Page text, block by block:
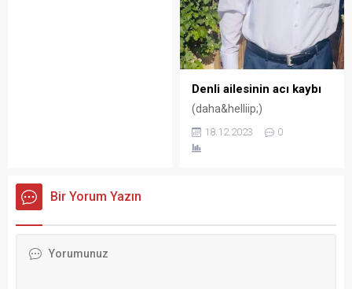
Denli ailesinin acı kaybı
(daha&helliip;)
18.12.2023 0
Bir Yorum Yazın